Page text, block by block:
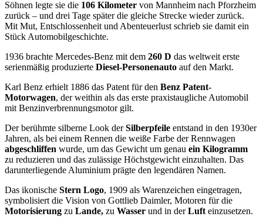
Söhnen legte sie die 106 Kilometer von Mannheim nach Pforzheim
zurück – und drei Tage später die gleiche Strecke wieder zurück.
Mit Mut, Entschlossenheit und Abenteuerlust schrieb sie damit ein
Stück Automobilgeschichte.
1936 brachte Mercedes-Benz mit dem 260 D das weltweit erste
serienmäßig produzierte Diesel-Personenauto auf den Markt.
Karl Benz erhielt 1886 das Patent für den Benz Patent-
Motorwagen, der weithin als das erste praxistaugliche Automobil
mit Benzinverbrennungsmotor gilt.
Der berühmte silberne Look derSilberpfeile entstand in den 1930er
Jahren, als bei einem Rennen die weiße Farbe der Rennwagen
abgeschliffen wurde, um das Gewicht um genau ein Kilogramm
zu reduzieren und das zulässige Höchstgewicht einzuhalten. Das
darunterliegende Aluminium prägte den legendären Namen.
Das ikonische Stern Logo, 1909 als Warenzeichen eingetragen,
symbolisiert die Vision von Gottlieb Daimler, Motoren für die
Motorisierung zu Lande, zu Wasser und in derLuft einzusetzen.